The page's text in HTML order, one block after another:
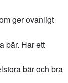
ger ovanligt
bär. Har ett
bär och bra